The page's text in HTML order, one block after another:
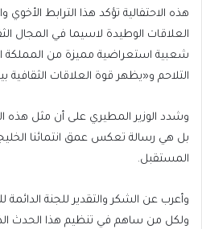
هذه الاحتفالية تؤكد هذا الترابط
العلاقات الوطيدة لاسيما في المجال
شعبية استعراضية مميزة من المملكة
التلاحم و«يظهر قوة العلاقات الثقافية
وشدد الوزير المطيري على أن مثل هذه
بل هي رسالة تعكس عمق انتمائنا
المستقبل.
وأعرب عن الشكر والتقدير للجنة الدائمة
ولكل من ساهم في تنظيم هذا الحدث